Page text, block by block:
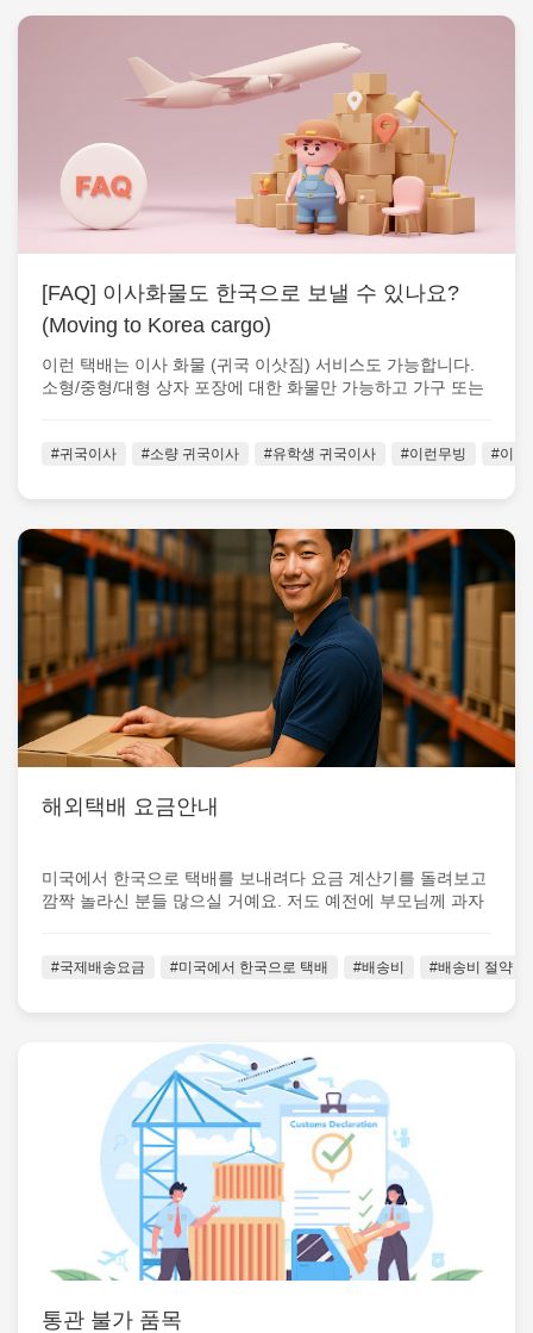
[FAQ] 이사화물도 한국으로 보낼 수 있나요?
(Moving to Korea cargo)
이런 택배는 이사 화물 (귀국 이삿짐) 서비스도 가능합니다.
소형/중형/대형 상자 포장에 대한 화물만 가능하고 가구 또는
#귀국이사 #소량 귀국이사 #유학생 귀국이사 #이런무빙 #이런
해외택배 요금안내
미국에서 한국으로 택배를 보내려다 요금 계산기를 돌려보고
깜짝 놀라신 분들 많으실 거예요. 저도 예전에 부모님께 과자
#국제배송요금 #미국에서 한국으로 택배 #배송비 #배송비 절약
통관 불가 품목